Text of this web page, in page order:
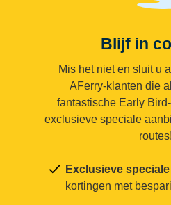
Blijf in
Mis het niet en sluit u
AFerry-klanten die
fantastische Early
exclusieve speciale
routes!
Exclusieve
kortingen met